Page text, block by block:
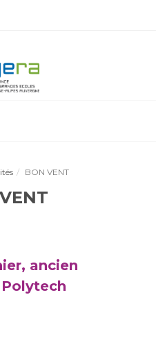
BON VENT
ancien